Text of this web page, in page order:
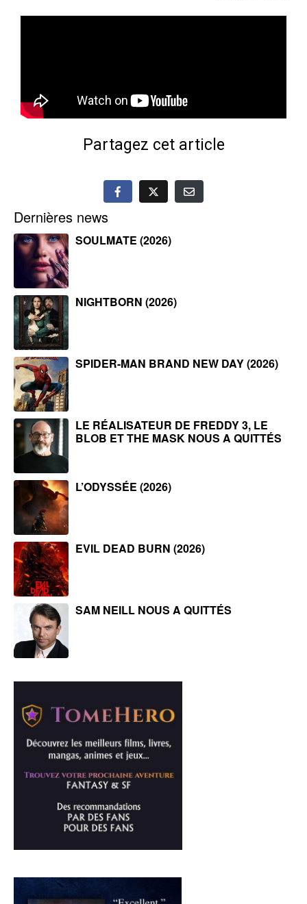
Partagez cet article
Dernières news
SOULMATE (2026)
NIGHTBORN (2026)
SPIDER-MAN BRAND NEW DAY (2026)
LE RÉALISATEUR DE FREDDY 3, LE
BLOB ET THE MASK NOUS A QUITTÉS
L’ODYSSÉE (2026)
EVIL DEAD BURN (2026)
SAM NEILL NOUS A QUITTÉS